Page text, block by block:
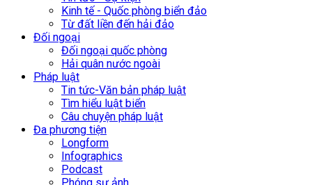
Kinh tế - Quốc phòng biển đảo
Từ đất liền đến hải đảo
Đối ngoại
Đối ngoại quốc phòng
Hải quân nước ngoài
Pháp luật
Tin tức-Văn bản pháp luật
Tìm hiểu luật biển
Câu chuyện pháp luật
Đa phương tiện
Longform
Infographics
Podcast